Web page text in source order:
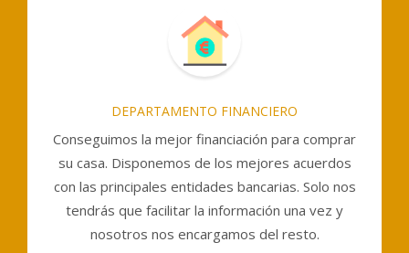
DEPARTAMENTO FINANCIERO
Conseguimos la mejor financiación para comprar
su casa. Disponemos de los mejores acuerdos
con las principales entidades bancarias. Solo nos
tendrás que facilitar la información una vez y
nosotros nos encargamos del resto.